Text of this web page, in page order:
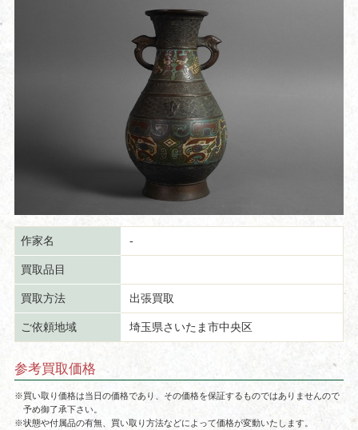
作家名 -
買取品目
買取方法 出張買取
ご依頼地域 埼玉県さいたま市中央区
参考買取価格
※買い取り価格は当日の価格であり、その価格を保証するものではありませんので
予め御了承下さい。
※状態や付属品の有無、買い取り方法などによって価格が変動いたします。